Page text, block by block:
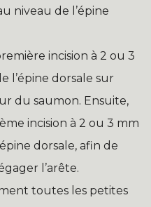
niveau de l’épine
incision à 2 ou 3
l’épine dorsale sur
du saumon. Ensuite,
incision à 2 ou 3 mm
dorsale, afin de
l’arête.
toutes les petites